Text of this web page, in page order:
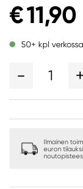
€ 11,90
50+ kpl verkossa
1
Ilmainen
euron